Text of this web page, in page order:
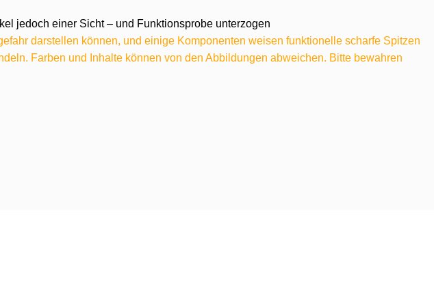
jedoch einer Sicht – und Funktionsprobe unterzogen
darstellen können, und einige Komponenten weisen funktionelle scharfe Spitzen
Farben und Inhalte können von den Abbildungen abweichen. Bitte bewahren